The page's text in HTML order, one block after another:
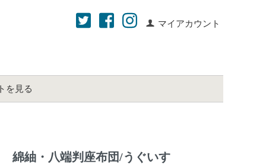
マイアカウント
を見る
綿紬・八端判座布団/うぐいす